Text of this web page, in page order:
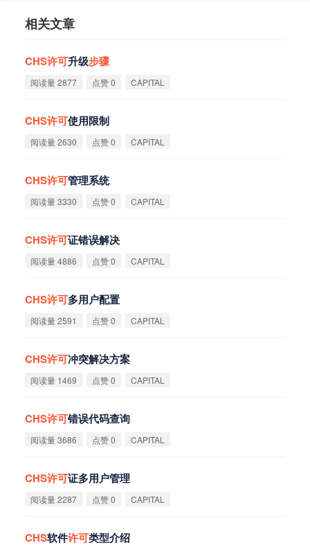
相关文章
CHS许可升级步骤
阅读量 2877 点赞 0 CAPITAL
CHS许可使用限制
阅读量 2630 点赞 0 CAPITAL
CHS许可管理系统
阅读量 3330 点赞 0 CAPITAL
CHS许可证错误解决
阅读量 4886 点赞 0 CAPITAL
CHS许可多用户配置
阅读量 2591 点赞 0 CAPITAL
CHS许可冲突解决方案
阅读量 1469 点赞 0 CAPITAL
CHS许可错误代码查询
阅读量 3686 点赞 0 CAPITAL
CHS许可证多用户管理
阅读量 2287 点赞 0 CAPITAL
CHS软件许可类型介绍